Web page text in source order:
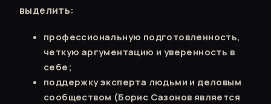
выделить:
профессиональную подготовленность,
четкую аргументацию и уверенность в
себе;
поддержку эксперта людьми и деловым
сообществом (Борис Сазонов является